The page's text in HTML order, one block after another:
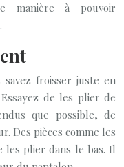
manière à pouvoir
froisser juste en
de les plier de
que possible, de
Des pièces comme les
les plier dans le bas. Il